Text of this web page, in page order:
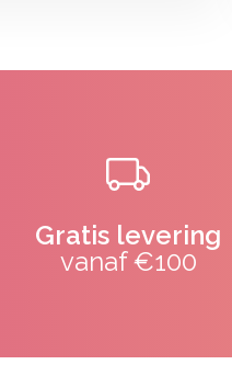
Gratis levering
vanaf €100